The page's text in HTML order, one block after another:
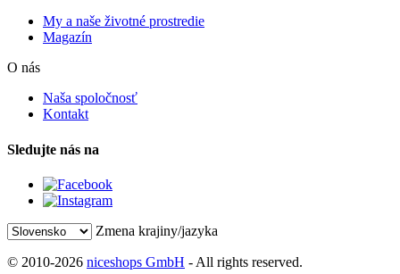
My a naše životné prostredie
Magazín
O nás
Naša spoločnosť
Kontakt
Sledujte nás na
Zmena krajiny/jazyka
© 2010-2026 niceshops GmbH - All rights reserved.